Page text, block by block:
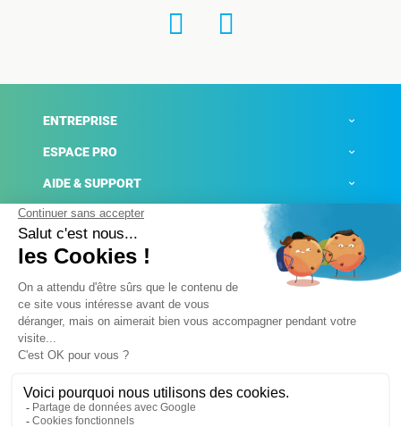
ENTREPRISE
ESPACE PRO
AIDE & SUPPORT
ACTUALITÉS
Mentions légales
Conditions générales de ventes